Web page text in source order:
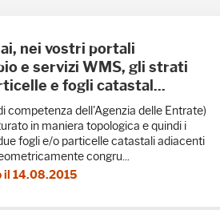
nei vostri portali
e servizi WMS, gli strati
e fogli catastal...
competenza dell'Agenzia delle Entrate)
in maniera topologica e quindi i
fogli e/o particelle catastali adiacenti
congru...
il 14.08.2015